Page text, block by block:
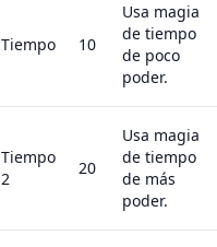
Tiempo 10
Usa magia
de tiempo
de poco
poder.
Tiempo
2
20
Usa magia
de tiempo
de más
poder.